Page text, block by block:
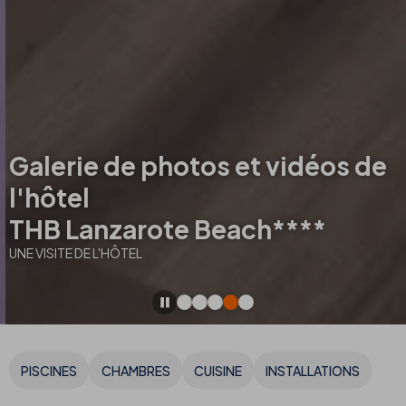
Galerie de photos et vidéos de
l'hôtel
THB Lanzarote Beach****
UNE VISITE DE L'HÔTEL
PISCINES CHAMBRES CUISINE INSTALLATIONS